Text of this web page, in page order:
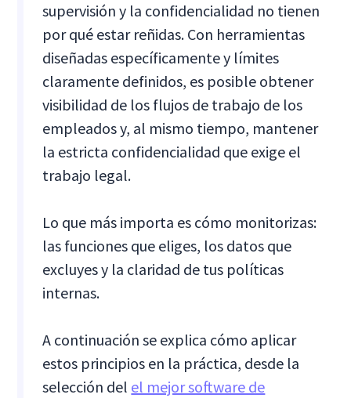
supervisión y la confidencialidad no tienen
por qué estar reñidas. Con herramientas
diseñadas específicamente y límites
claramente definidos, es posible obtener
visibilidad de los flujos de trabajo de los
empleados y, al mismo tiempo, mantener
la estricta confidencialidad que exige el
trabajo legal.
Lo que más importa es cómo monitorizas:
las funciones que eliges, los datos que
excluyes y la claridad de tus políticas
internas.
A continuación se explica cómo aplicar
estos principios en la práctica, desde la
selección del el mejor software de